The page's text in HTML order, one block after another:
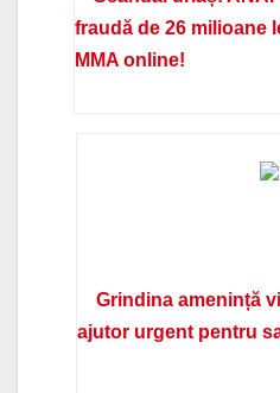
fraudă de 26 milioane
MMA online!
Grindina amenință
ajutor urgent pentru